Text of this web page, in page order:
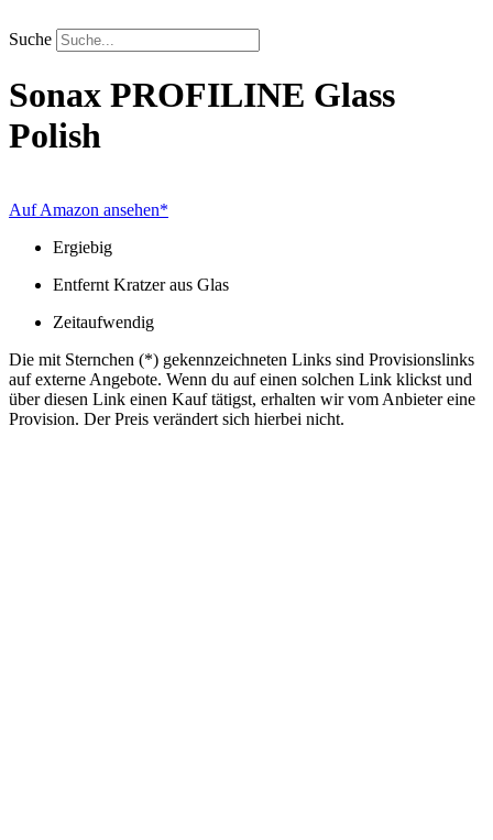
Inhalt
springen
Suche
Sonax PROFILINE Glass
Polish
Auf Amazon ansehen*
Ergiebig
Entfernt Kratzer aus Glas
Zeitaufwendig
Die mit Sternchen (*) gekennzeichneten Links sind Provisionslinks
auf externe Angebote. Wenn du auf einen solchen Link klickst und
über diesen Link einen Kauf tätigst, erhalten wir vom Anbieter eine
Provision. Der Preis verändert sich hierbei nicht.